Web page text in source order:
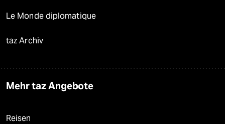
Le Monde diplomatique
taz Archiv
Mehr taz Angebote
Reisen